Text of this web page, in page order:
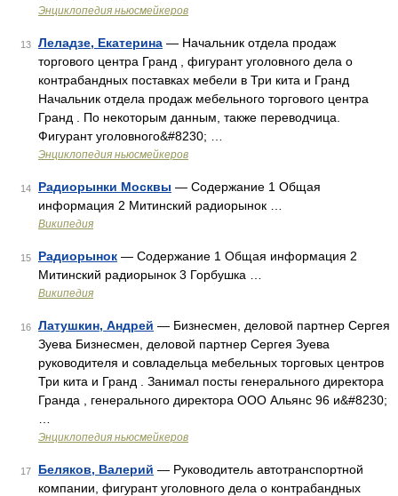
Энциклопедия ньюсмейкеров
13 Леладзе, Екатерина — Начальник отдела продаж
торгового центра Гранд , фигурант уголовного дела о
контрабандных поставках мебели в Три кита и Гранд
Начальник отдела продаж мебельного торгового центра
Гранд . По некоторым данным, также переводчица.
Фигурант уголовного&#8230; …
Энциклопедия ньюсмейкеров
14 Радиорынки Москвы — Содержание 1 Общая
информация 2 Митинский радиорынок …
Википедия
15 Радиорынок — Содержание 1 Общая информация 2
Митинский радиорынок 3 Горбушка …
Википедия
16 Латушкин, Андрей — Бизнесмен, деловой партнер Сергея
Зуева Бизнесмен, деловой партнер Сергея Зуева
руководителя и совладельца мебельных торговых центров
Три кита и Гранд . Занимал посты генерального директора
Гранда , генерального директора ООО Альянс 96 и&#8230;
Энциклопедия ньюсмейкеров
17 Беляков, Валерий — Руководитель автотранспортной
компании, фигурант уголовного дела о контрабандных